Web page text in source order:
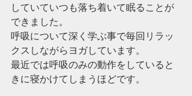
していていつも落ち着いて眠ることが
できました。
呼吸について深く学ぶ事で毎回リラッ
クスしながらヨガしています。
最近では呼吸のみの動作をしていると
きに寝かけてしまうほどです。